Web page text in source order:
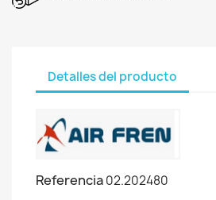
Detalles del producto
Referencia02.202480